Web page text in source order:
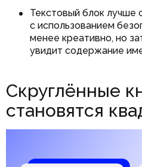
Текстовый блок лучше
с использованием
менее креативно, но
увидит содержание
Скруглённые
становятся